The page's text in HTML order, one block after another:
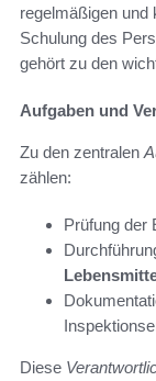
regelmäßigen und
Schulung des
gehört zu den
Aufgaben und
Zu den zentralen
zählen:
Prüfung der
Diese